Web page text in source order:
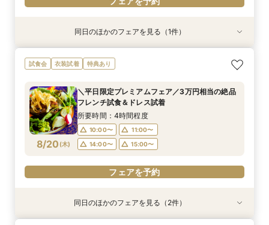
特典あり
8/19(水)
費用相談に特化した自己負担０円応援フェア！2
件目以降のフェアにも◎デザート試食付き
10:00〜
13:00〜
14:00〜
15:00〜
フェアを予約
同日のほかのフェアを見る（1件）
試食会 衣装試着 特典あり
8/20 (木)
＼平日限定プレミアムフェア／3万円相当の絶品
フレンチ試食＆ドレス試着
所要時間：4時間程度
10:00〜
11:00〜
14:00〜
15:00〜
フェアを予約
同日のほかのフェアを見る（2件）